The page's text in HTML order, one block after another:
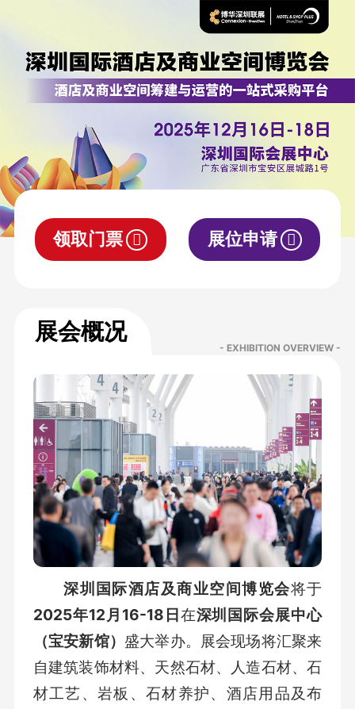
领取门票 展位申请
展会概况
- EXHIBITION OVERVIEW -
深圳国际酒店及商业空间博览会将于
2025年12月16-18日 在深圳国际会展中心
（宝安新馆） 盛大举办。展会现场将汇聚来
自建筑装饰材料、天然石材、人造石材、石
材工艺、岩板、石材养护、酒店用品及布